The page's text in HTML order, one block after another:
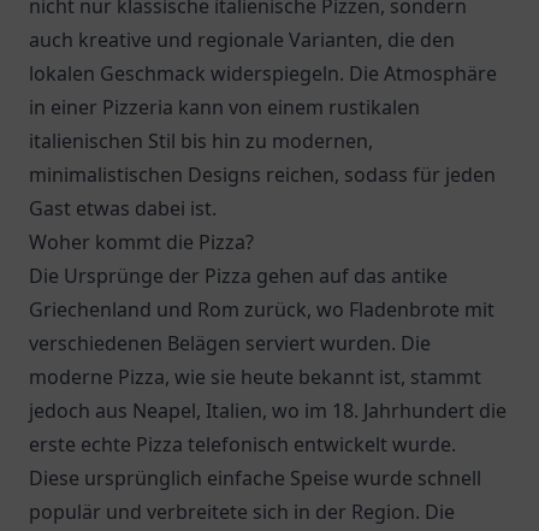
nicht nur klassische italienische Pizzen, sondern
auch kreative und regionale Varianten, die den
lokalen Geschmack widerspiegeln. Die Atmosphäre
in einer Pizzeria kann von einem rustikalen
italienischen Stil bis hin zu modernen,
minimalistischen Designs reichen, sodass für jeden
Gast etwas dabei ist.
Woher kommt die Pizza?
Die Ursprünge der Pizza gehen auf das antike
Griechenland und Rom zurück, wo Fladenbrote mit
verschiedenen Belägen serviert wurden. Die
moderne Pizza, wie sie heute bekannt ist, stammt
jedoch aus Neapel, Italien, wo im 18. Jahrhundert die
erste echte Pizza telefonisch entwickelt wurde.
Diese ursprünglich einfache Speise wurde schnell
populär und verbreitete sich in der Region. Die